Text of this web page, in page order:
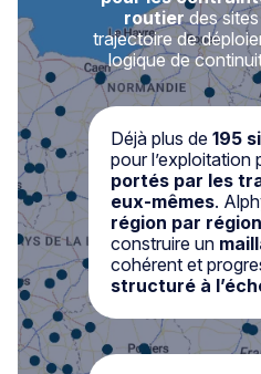
routier des
trajectoire de
logique de
Déjà plus de 195
pour l’exploitation
portés par les
eux-mêmes.
région par région
construire un
cohérent et
structuré à